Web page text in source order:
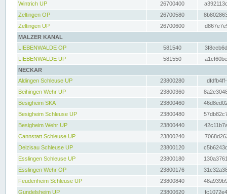
Wintrich UP
26700400
Zeltingen OP
26700580
Zeltingen UP
26700600
MALZER KANAL
LIEBENWALDE OP
581540
LIEBENWALDE UP
581550
NECKAR
Aldingen Schleuse UP
23800280
Beihingen Wehr UP
23800360
Besigheim SKA
23800460
Besigheim Schleuse UP
23800480
Besigheim Wehr UP
23800440
Cannstatt Schleuse UP
23800240
Deizisau Schleuse UP
23800120
Esslingen Schleuse UP
23800180
Esslingen Wehr OP
23800176
Feudenheim Schleuse UP
23800840
Gundelsheim UP
23800620